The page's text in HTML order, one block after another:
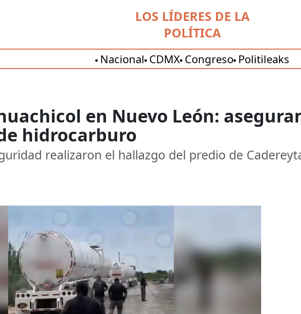
LOS LÍDERES DE LA
POLÍTICA
Nacional CDMX Congreso Politileaks
en Nuevo León:
hidrocarburo
realizaron el hallazgo del predio de